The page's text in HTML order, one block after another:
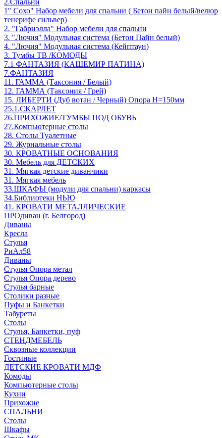
1" Сохо" Набор мебели для спальни ( Бетон пайн белый/велюр
тенерифе сильвер)
2. "Габриэлла" Набор мебели для спальни
3. "Лючия" Модульная система (Бетон Пайн белый)
4. "Лючия" Модульная система (Кейптаун)
3. Тумбы ТВ /КОМОДЫ
7.1 ФАНТАЗИЯ (КАШЕМИР ПАТИНА)
7.ФАНТАЗИЯ
11. ГАММА (Таксония / Белый)
12. ГАММА (Таксония / Грей)
15. ЛИБЕРТИ (Дуб вотан / Черный) Опора Н=150мм
25.1.СКАРЛЕТ
26.ПРИХОЖИЕ/ТУМБЫ ПОД ОБУВЬ
27.Компьютерные столы
28. Столы Туалетные
29. Журнальные столы
30. КРОВАТНЫЕ ОСНОВАНИЯ
30. Мебель для ДЕТСКИХ
31. Мягкая детские диванчики
31. Мягкая мебель
33.ШКАФЫ (модули для спальни) каркасы
34.Библиотеки НЬЮ
41. КРОВАТИ МЕТАЛЛИЧЕСКИЕ
ПРОдиван (г. Белгород)
Диваны
Кресла
Стулья
РиАл58
Диваны
Стулья Опора метал
Стулья Опора дерево
Стулья барные
Столики разные
Пуфы и Банкетки
Табуреты
Столы
Стулья, Банкетки, пуф
СТЕНДМЕБЕЛЬ
Сквозные коллекции
Гостиные
ДЕТСКИЕ КРОВАТИ МДФ
Комоды
Компьютерные столы
Кухни
Прихожие
СПАЛЬНИ
Столы
Шкафы